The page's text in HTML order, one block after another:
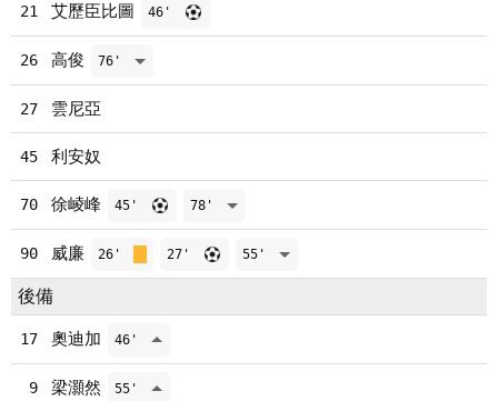
21 艾歷臣比圖 46'
26 高俊 76'
27 雲尼亞
45 利安奴
70 徐崚峰 45' 78'
90 威廉 26' 27' 55'
後備
17 奧迪加 46'
9 梁灝然 55'